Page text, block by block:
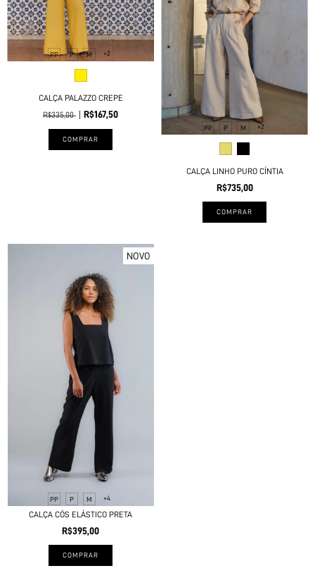
PP P M +2
CALÇA PALAZZO CREPE
R$335,00
R$167,50
COMPRAR
PP P M +2
CALÇA LINHO PURO CÍNTIA
R$735,00
COMPRAR
NOVO
PP P M +4
CALÇA CÓS ELÁSTICO PRETA
R$395,00
COMPRAR